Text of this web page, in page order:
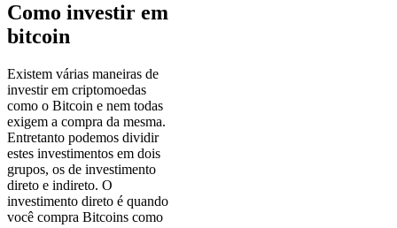
Como investir em
bitcoin
Existem várias maneiras de
investir em criptomoedas
como o Bitcoin e nem todas
exigem a compra da mesma.
Entretanto podemos dividir
estes investimentos em dois
grupos, os de investimento
direto e indireto. O
investimento direto é quando
você compra Bitcoins como